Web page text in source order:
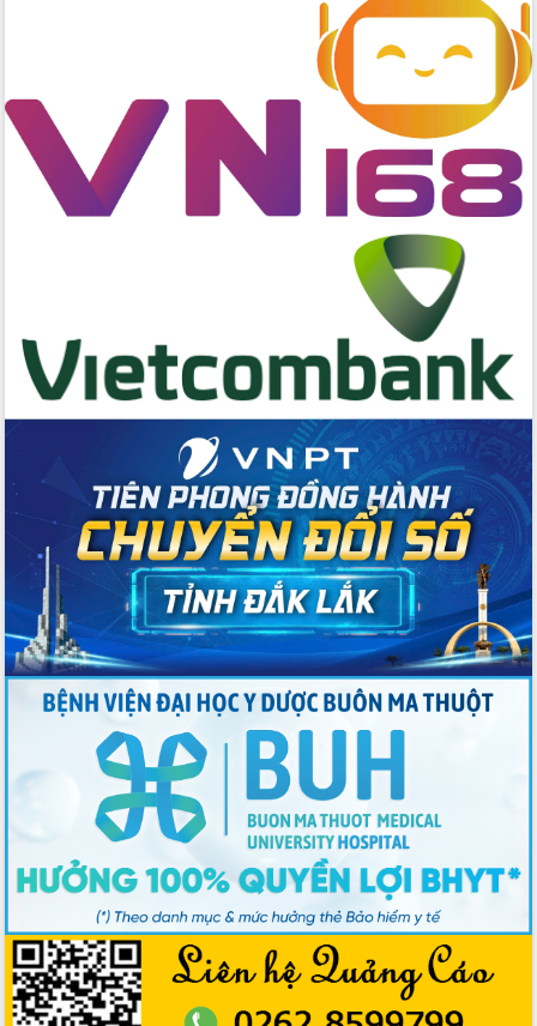
Tập trung triển khai các giải pháp sản
xuất nông nghiệp bền vững, phát thải
thấp
Tọa đàm kỷ niệm 95 năm Ngày thành
lập Hội Liên hiệp Phụ nữ Việt Nam
số lĩnh vực nông nghiệp và môi trường
“Hồ sơ phi địa giới – Bước tiến mới
trong cải cách hành chính”
Phó Chủ tịch UBND tỉnh Nguyễn Thiên
Văn kiểm tra công tác chống khai thác
IUU và nuôi trồng thủy sản
Tăng cường các giải pháp nhằm phát
triển hiệu quả khoa học, công nghệ,
đổi mới sáng tạo và chuyển đổi số
Tỉnh Đắk Lắk hiện đại hóa y tế từ bệnh
án điện tử
Tập huấn công tác đối ngoại và tuyên
truyền quản lý biên giới, biển đảo
Nhiều cách làm hay trong chuyển đổi
số vì người dân
Quyết tâm phấn đấu hoàn thành thắng
lợi các mục tiêu, nhiệm vụ Nghị quyết
Đại hội đại biểu Đảng bộ tỉnh Đắk Lắk
nhiệm kỳ 2025-2030
Khai mạc trọng thể Đại hội đại biểu
Đảng bộ tỉnh Đắk Lắk lần thứ I, nhiệm
kỳ 2025 - 2030
Đắk Lắk hoàn thành mục tiêu xóa nhà
tạm, nhà dột nát năm 2025
Phiên trù bị Đại hội đại biểu Đảng bộ
tỉnh Đắk Lắk lần thứ I, nhiệm kỳ 2025-